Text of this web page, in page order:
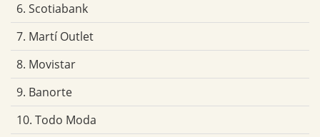
6. Scotiabank
7. Martí Outlet
8. Movistar
9. Banorte
10. Todo Moda